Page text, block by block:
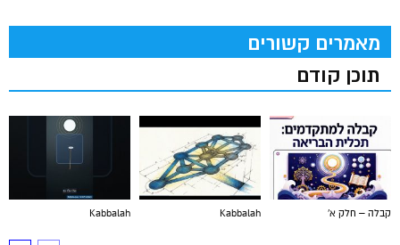
מאמרים קשורים
תוכן קודם
Kabbalah Kabbalah קבלה – חלק א'